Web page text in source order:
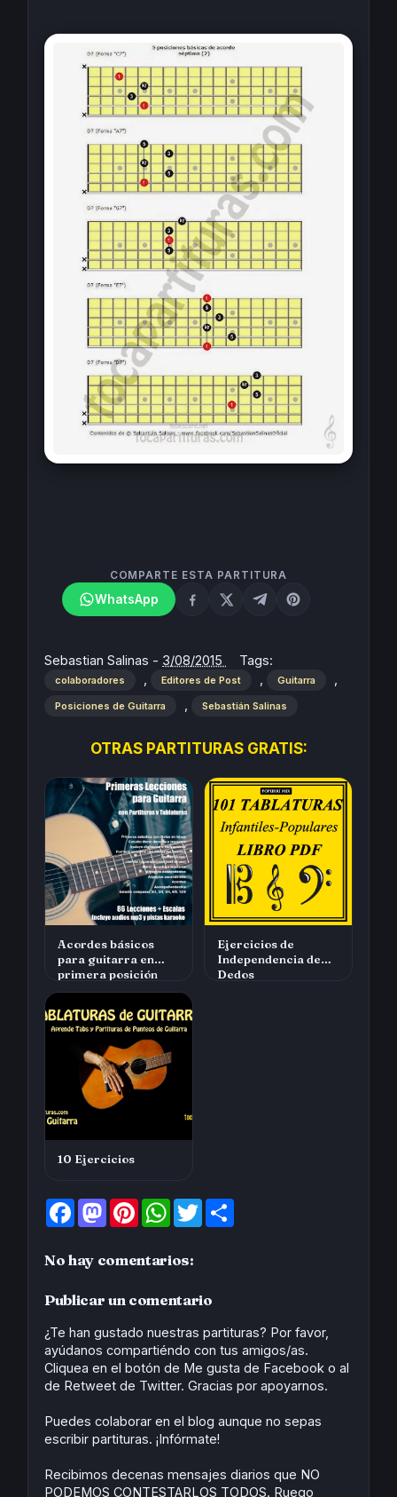
COMPARTE ESTA PARTITURA
WhatsApp
Sebastian Salinas - 3/08/2015 Tags:
colaboradores , Editores de Post , Guitarra ,
Posiciones de Guitarra , Sebastián Salinas
OTRAS PARTITURAS GRATIS:
Acordes básicos
para guitarra en
primera posición
Ejercicios de
Independencia de
Dedos
10 Ejercicios
F
b
o
k
M
o
n
P
e
s
W
s
p
T
w
No hay comentarios:
Publicar un comentario
¿Te han gustado nuestras partituras? Por favor,
ayúdanos compartiéndo con tus amigos/as.
Cliquea en el botón de Me gusta de Facebook o al
de Retweet de Twitter. Gracias por apoyarnos.
Puedes colaborar en el blog aunque no sepas
escribir partituras. ¡Infórmate!
Recibimos decenas mensajes diarios que NO
PODEMOS CONTESTARLOS TODOS. Ruego